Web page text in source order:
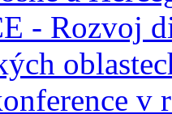
- Rozvoj
v